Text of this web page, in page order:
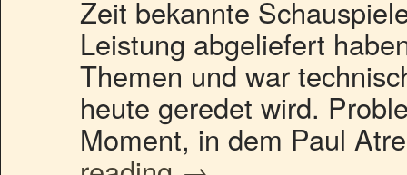
Zeit bekannte
Leistung abgeliefert
Themen und war
heute geredet wird.
Moment, in dem Paul